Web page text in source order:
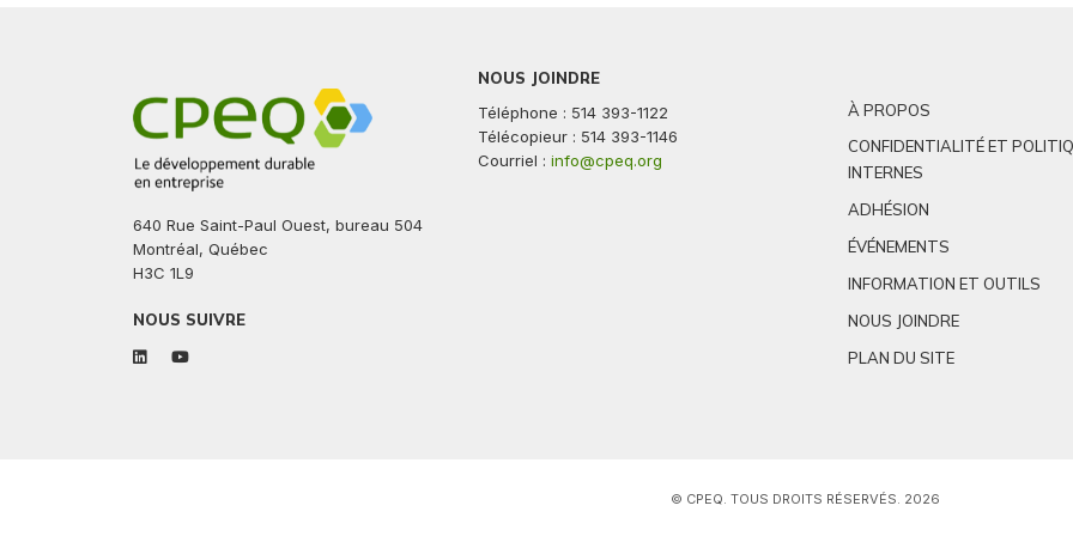
640 Rue Saint-Paul Ouest, bureau 504
Montréal, Québec
H3C 1L9
NOUS SUIVRE
linkedinyoutube
NOUS JOINDRE
Téléphone : 514 393-1122
Télécopieur : 514 393-1146
Courriel : info@cpeq.org
À PROPOS
CONFIDENTIALITÉ ET
INTERNES
ADHÉSION
ÉVÉNEMENTS
INFORMATION ET OUTILS
NOUS JOINDRE
PLAN DU SITE
© CPEQ. TOUS DROITS RÉSERVÉS. 2026